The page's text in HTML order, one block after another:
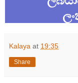
Kalaya at 19:35
Share